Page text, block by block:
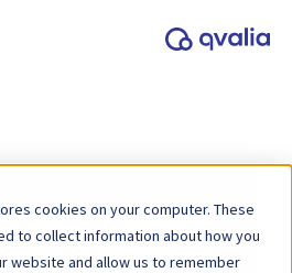
cookies on your computer. These
to collect information about how you
website and allow us to remember
ابحث
عن